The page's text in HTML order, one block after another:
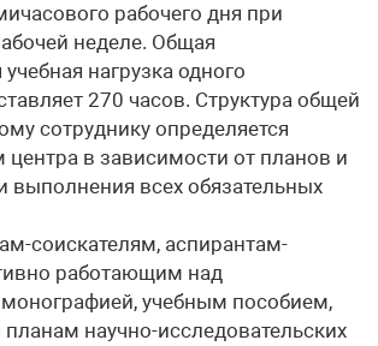
рабочего дня при
неделе. Общая
нагрузка одного
270 часов. Структура общей
сотруднику определяется
центра в зависимости от планов и
выполнения всех обязательных
соискателям, аспирантам-
работающим над
монографией, учебным пособием,
научно-исследовательских